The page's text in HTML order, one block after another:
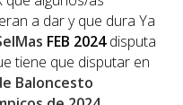
a dar y que dura Ya
FEB 2024disputa
tiene que disputar en
Baloncesto